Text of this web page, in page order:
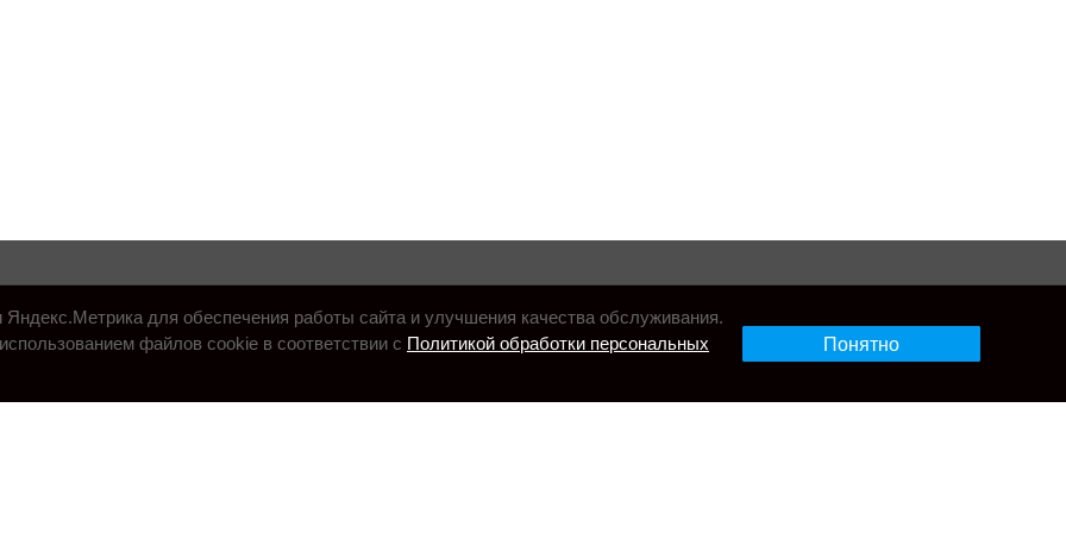
для обеспечения работы сайта и улучшения качества обслуживания.
файлов cookie в соответствии с Политикой обработки персональных
Понятно